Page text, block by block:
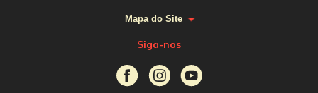
Mapa do Site
Siga-nos